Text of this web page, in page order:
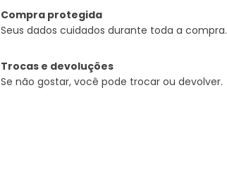
Compra protegida
Seus dados cuidados durante toda a compra.
Trocas e devoluções
Se não gostar, você pode trocar ou devolver.